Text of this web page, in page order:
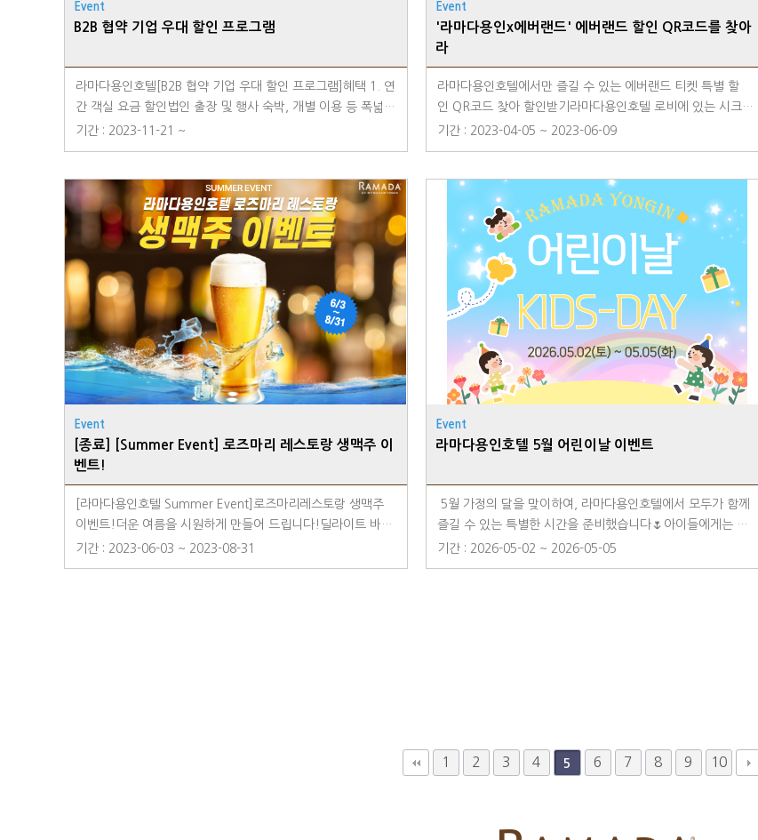
플PKG - 풍미 가득 치즈플래터 & 공정무역 와인 제공(객실 사
전 셋팅)※사전 예약 필수■ 로맨틱 프로포즈PKG - 스위트룸
필수■ 아이들을 위한 [키즈룸] 컬렉션아기자기한 핑크룸과 레
이싱카 컨셉의 레드룸 등 아이들이 좋아하는 특별한 키즈룸으
이지를 참고해주시기 바랍니다.홈페이지) http://www.rama
0
Event
B2B 협약 기업 우대 할인 프로그램
라마다용인호텔[B2B 협약 기업 우대 할인 프로그램]혜택 1. 연
간 객실 요금 할인법인 출장 및 행사 숙박, 개별 이용 등 폭넓은
제휴로 합리적인 객실 할인 요금 제공혜택 2. 레스토랑 할인
및 세미나 할인대관 및 연회(뷔페/코스) 진행 시 단체 할인가
적용 및 특전 제공※ 본 제휴는 기업으로부터 어떠한 수수료나
금품, 댓가를 요구하지 않는 제휴입니다.※ 상기 혜택 내용은
제휴 내용에 따라 변경될 수 있으며, 호텔 사정에 따라 협의하
에 변경될 수 있습니다.법인 기업 / 공기업 등 B2B 제휴 문의0
31-8097-6500rsvn@ramadayongin.com
기간 : 2023-11-21 ~
Event
'라마다용인x에버랜드' 에버랜드 할인 QR코드를 찾아
라
라마다용인호텔에서만 즐길 수 있는 에버랜드 티켓 특별 할
인 QR코드 찾아 할인받기라마다용인호텔 로비에 있는 시크
릿 QR코드를 찾아 할인된 가격의 에버랜드 티켓을 만나보세
1매 + 소인 종일권 1매: 정상가 94,000원~ 할인가 74,000
원~※ 본 프로모션은 9/1 ~ 10/31(방문일 기준)동안 진행됩
니다.※ 이용 요일에 따라 가격이 달라질 수 있습니다. 자세한
내용은 QR코드 확인 부탁드립니다. ※ 프로모선 기간 내 ID별
구매 가능 수량이 2매로 제한됩니다.※ QR코드는 라마다용인
호텔 로비에만 비치되어 있으며, 라마다용인호텔 투숙객에게
제공되는 혜택입니다.
기간 : 2023-04-05 ~ 2023-06-09
Event
[종료] [Summer Event] 로즈마리 레스토랑 생맥주 이
벤트!
[라마다용인호텔 Summer Event]로즈마리레스토랑 생맥주
이벤트!더운 여름을 시원하게 만들어 드립니다!딜라이트 바비
큐 라운지 석식뷔페 이용 시 생맥주 1잔 무료!라마다용인호텔
기간 : 2023-06-03 ~ 2023-08-31
Event
라마다용인호텔 5월 어린이날 이벤트
5월 가정의 달을 맞이하여, 라마다용인호텔에서 모두가 함께
즐길 수 있는 특별한 시간을 준비했습니다🌷아이들에게는 설
레는 추억을, 부모님께는 여유롭고 따뜻한 순간을 선물할 수
으로 변하는 즐거운 시간을 선물합니다.✨호텔리어 라곰이 SN
S 이벤트2026년 5월 2일(토) ~ 5월 5일(화) 15:00~22:40호
정🐻‍❄️✨키즈 피아노 콘서트2026년 5월 2일(토) ~ 5월 4일
기간 : 2026-05-02 ~ 2026-05-05
1 2 3 4 5 6 7 8 9 10